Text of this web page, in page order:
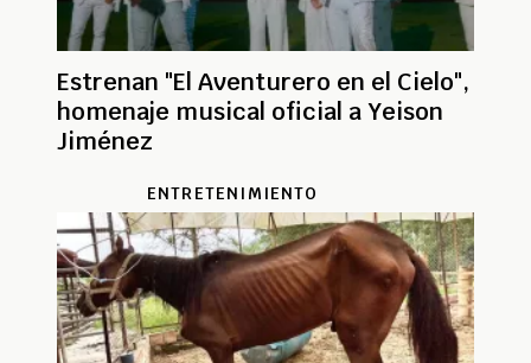
Estrenan "El Aventurero en el Cielo",
homenaje musical oficial a Yeison
Jiménez
ENTRETENIMIENTO